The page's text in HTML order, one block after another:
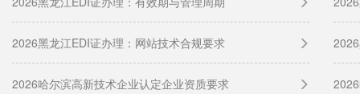
2026黑龙江EDI证办理：网站技术合规要求
2026哈尔滨高新技术企业认定企业资质要求